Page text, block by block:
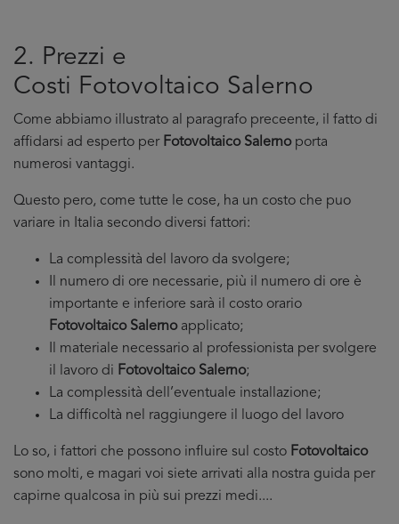
2. Prezzi e
Costi Fotovoltaico Salerno
Come abbiamo illustrato al paragrafo preceente, il fatto di
affidarsi ad esperto per Fotovoltaico Salernoporta
numerosi vantaggi.
Questo pero, come tutte le cose, ha un costo che puo
variare in Italia secondo diversi fattori:
La complessità del lavoro da svolgere;
Il numero di ore necessarie, più il numero di ore è
importante e inferiore sarà il costo orario
Fotovoltaico Salernoapplicato;
Il materiale necessario al professionista per svolgere
il lavoro di Fotovoltaico Salerno;
La complessità dell’eventuale installazione;
La difficoltà nel raggiungere il luogo del lavoro
Lo so, i fattori che possono influire sul costo Fotovoltaico
sono molti, e magari voi siete arrivati alla nostra guida per
capirne qualcosa in più sui prezzi medi....